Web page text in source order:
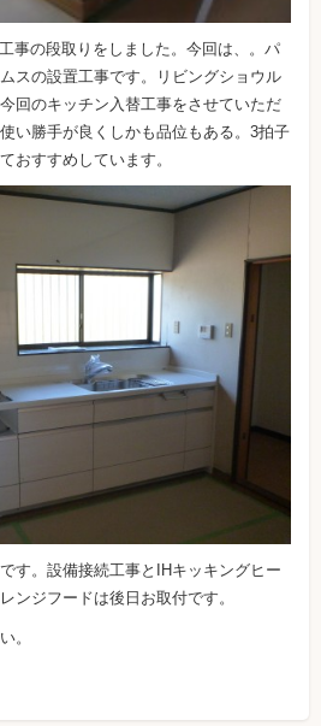
事の段取りをしました。今回は、。パ
スの設置工事です。リビングショウル
回のキッチン入替工事をさせていただ
い勝手が良くしかも品位もある。3拍子
おすすめしています。
す。設備接続工事とIHキッキングヒー
ンジフードは後日お取付です。
。